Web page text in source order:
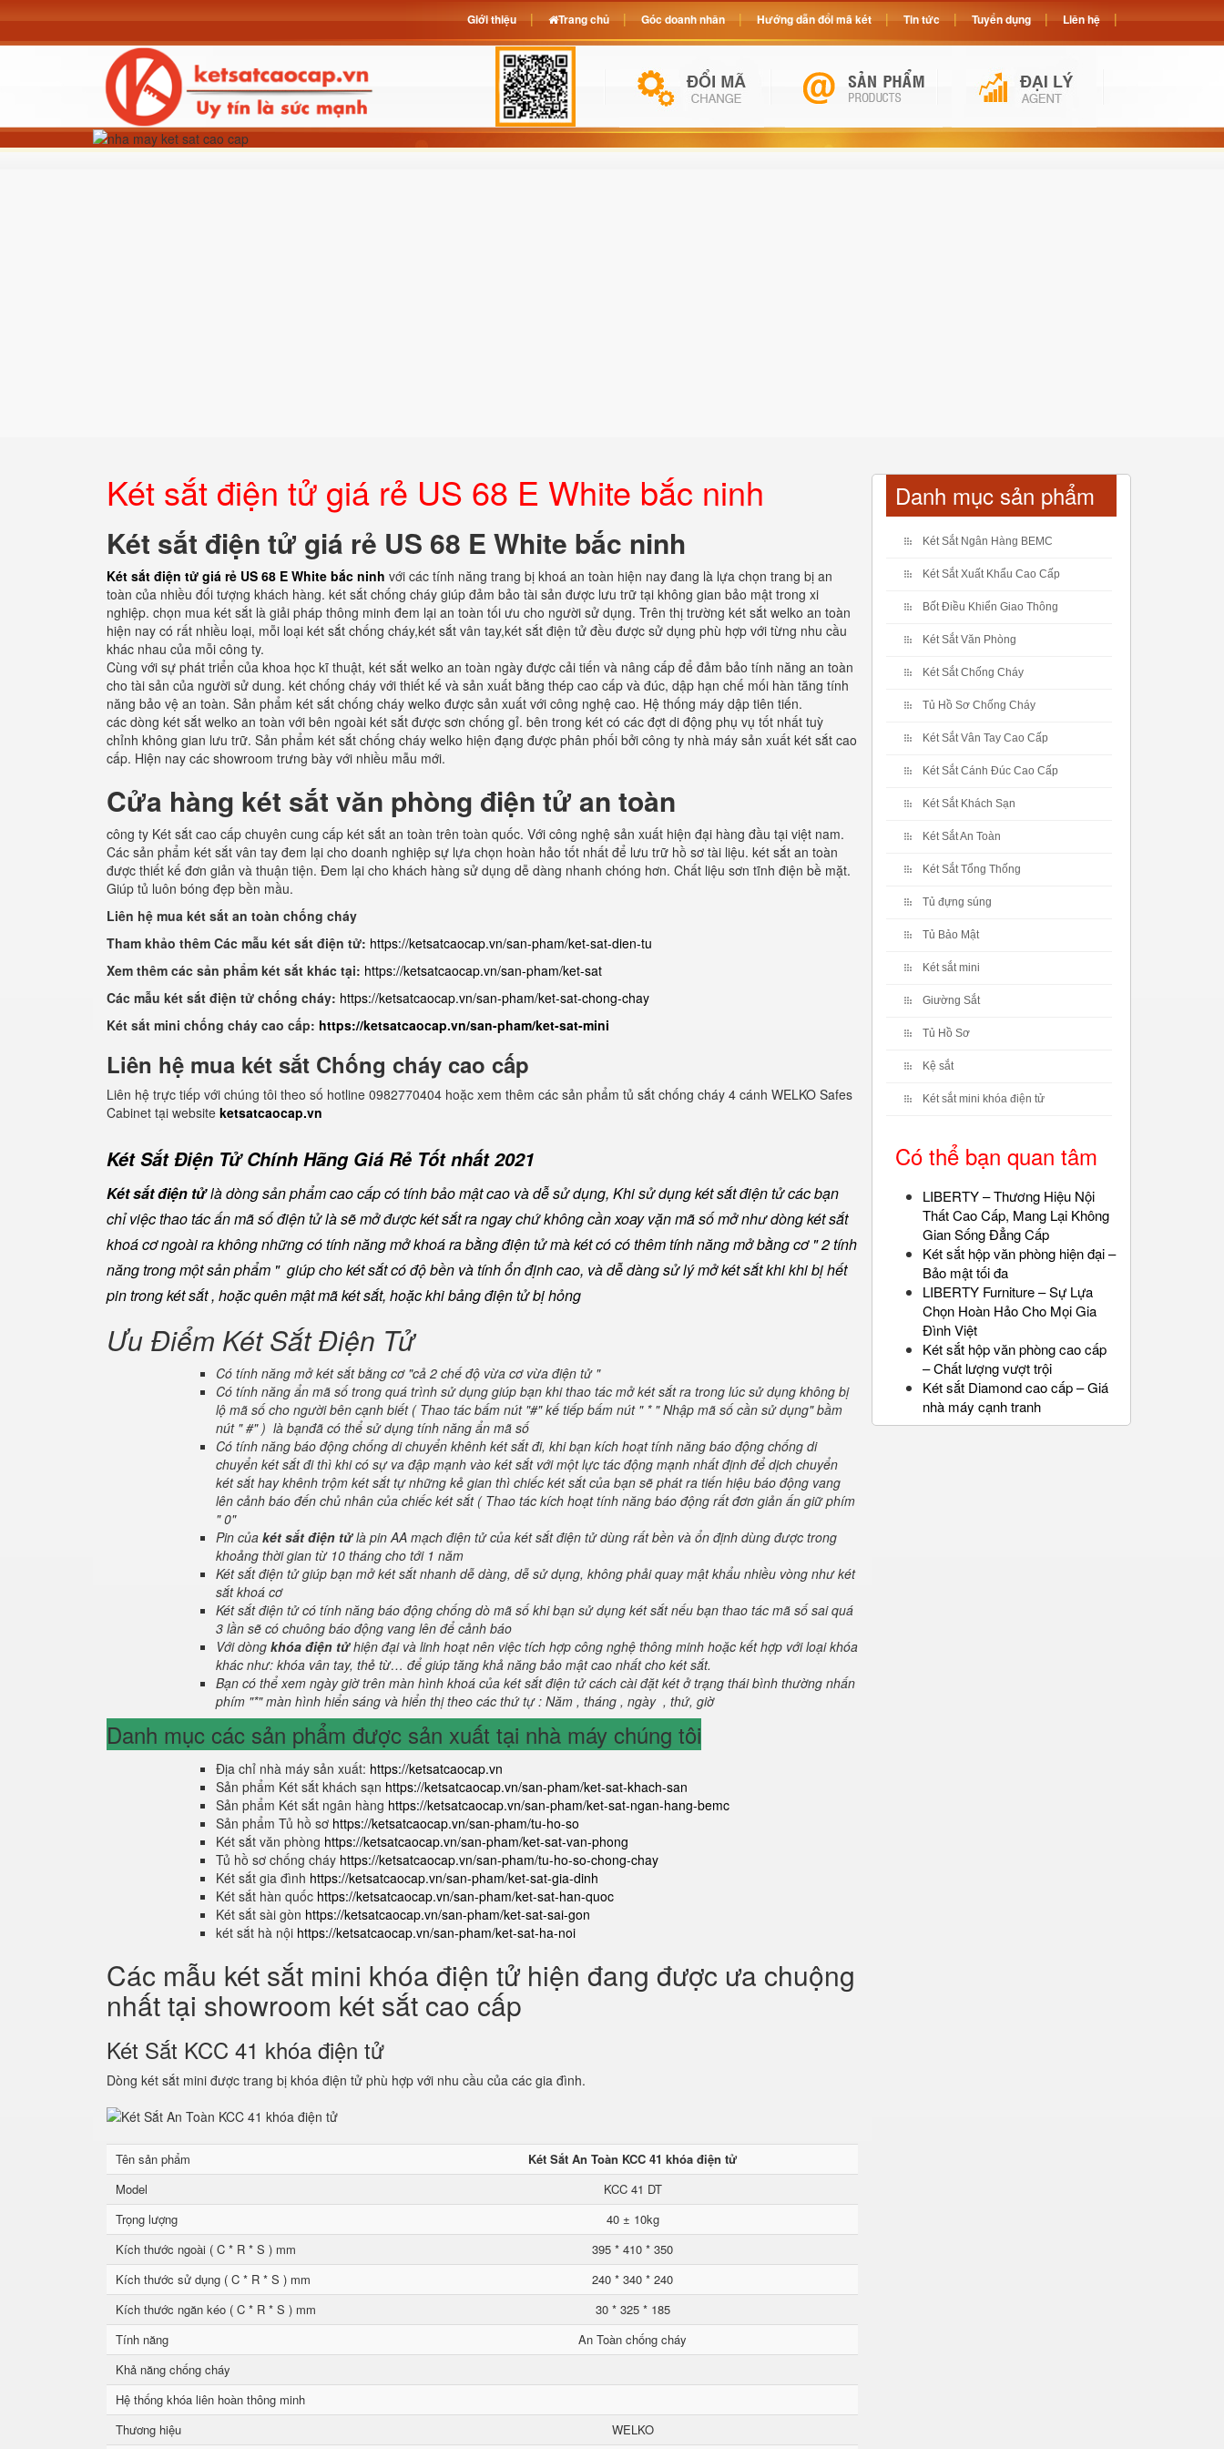
Két sắt điện tử giá rẻ US 68 E White bắc ninh
Két sắt điện tử giá rẻ US 68 E White bắc ninh
Két sắt điện tử giá rẻ US 68 E White bắc ninh với các tính năng trang bị khoá an toàn hiện nay đang là lựa chọn trang bị an
toàn của nhiều đối tượng khách hàng. két sắt chống cháy giúp đảm bảo tài sản được lưu trữ tại không gian bảo mật trong xi
nghiệp. chọn mua két sắt là giải pháp thông minh đem lại an toàn tối ưu cho người sử dụng. Trên thị trường két sắt welko an toàn
hiện nay có rất nhiều loại, mỗi loại két sắt chống cháy,két sắt vân tay,két sắt điện tử đều được sử dụng phù hợp với từng nhu cầu
khác nhau của mỗi công ty.
Cùng với sự phát triển của khoa học kĩ thuật, két sắt welko an toàn ngày được cải tiến và nâng cấp để đảm bảo tính năng an toàn
cho tài sản của người sử dung. két chống cháy với thiết kế và sản xuất bằng thép cao cấp và đúc, dập hạn chế mối hàn tăng tính
năng bảo vệ an toàn. Sản phẩm két sắt chống cháy welko được sản xuất với công nghệ cao. Hệ thống máy dập tiên tiến.
các dòng két sắt welko an toàn với bên ngoài két sắt được sơn chống gỉ. bên trong két có các đợt di động phụ vụ tốt nhất tuỳ
chỉnh không gian lưu trữ. Sản phẩm két sắt chống cháy welko hiện đạng được phân phối bởi công ty nhà máy sản xuất két sắt cao
cấp. Hiện nay các showroom trưng bày với nhiều mẫu mới.
Cửa hàng két sắt văn phòng điện tử an toàn
công ty Két sắt cao cấp chuyên cung cấp két sắt an toàn trên toàn quốc. Với công nghệ sản xuất hiện đại hàng đầu tại việt nam.
Các sản phẩm két sắt vân tay đem lại cho doanh nghiệp sự lựa chọn hoàn hảo tốt nhất để lưu trữ hồ sơ tài liệu. két sắt an toàn
được thiết kế đơn giản và thuận tiện. Đem lại cho khách hàng sử dụng dễ dàng nhanh chóng hơn. Chất liệu sơn tĩnh điện bề mặt.
Giúp tủ luôn bóng đẹp bền mầu.
Liên hệ mua két sắt an toàn chống cháy
Tham khảo thêm Các mẫu két sắt điện tử: https://ketsatcaocap.vn/san-pham/ket-sat-dien-tu
Xem thêm các sản phẩm két sắt khác tại: https://ketsatcaocap.vn/san-pham/ket-sat
Các mẫu két sắt điện tử chống cháy: https://ketsatcaocap.vn/san-pham/ket-sat-chong-chay
Két sắt mini chống cháy cao cấp: https://ketsatcaocap.vn/san-pham/ket-sat-mini
Liên hệ mua két sắt Chống cháy cao cấp
Liên hệ trực tiếp với chúng tôi theo số hotline 0982770404 hoặc xem thêm các sản phẩm tủ sắt chống cháy 4 cánh WELKO Safes
Cabinet tại website ketsatcaocap.vn
Két Sắt Điện Tử Chính Hãng Giá Rẻ Tốt nhất 2021
Két sắt điện tửlà dòng sản phẩm cao cấp có tính bảo mật cao và dễ sử dụng, Khi sử dụng két sắt điện tử các bạn
chỉ việc thao tác ấn mã số điện tử là sẽ mở được két sắt ra ngay chứ không cần xoay vặn mã số mở như dòng két sắt
khoá cơ ngoài ra không những có tính năng mở khoá ra bằng điện tử mà két có có thêm tính năng mở bằng cơ " 2 tính
năng trong một sản phẩm " giúp cho két sắt có độ bền và tính ổn định cao, và dễ dàng sử lý mở két sắt khi khi bị hết
pin trong két sắt , hoặc quên mật mã két sắt, hoặc khi bảng điện tử bị hỏng
Ưu Điểm Két Sắt Điện Tử
Có tính năng mở két sắt bằng cơ "cả 2 chế độ vừa cơ vừa điện tử "
Có tính năng ẩn mã số trong quá trình sử dụng giúp bạn khi thao tác mở két sắt ra trong lúc sử dụng không bị
lộ mã số cho người bên cạnh biết ( Thao tác bấm nút "#" kế tiếp bấm nút " * " Nhập mã số cần sử dụng" bầm
nút " #" ) là bạnđã có thể sử dụng tính năng ẩn mã số
Có tính năng báo động chống di chuyển khênh két sắt đi, khi bạn kích hoạt tính năng báo động chống di
chuyển két sắt đi thì khi có sự va đập mạnh vào két sắt với một lực tác động mạnh nhất định để dịch chuyển
két sắt hay khênh trộm két sắt tự những kẻ gian thì chiếc két sắt của bạn sẽ phát ra tiến hiệu báo động vang
lên cảnh báo đến chủ nhân của chiếc két sắt ( Thao tác kích hoạt tính năng báo động rất đơn giản ấn giữ phím
" 0"
Pin của két sắt điện tửlà pin AA mạch điện tử của két sắt điện tử dùng rất bền và ổn định dùng được trong
khoảng thời gian từ 10 tháng cho tới 1 năm
Két sắt điện tử giúp bạn mở két sắt nhanh dễ dàng, dễ sử dụng, không phải quay mật khẩu nhiều vòng như két
sắt khoá cơ
Két sắt điện tử có tính năng báo động chống dò mã số khi bạn sử dụng két sắt nếu bạn thao tác mã số sai quá
3 lần sẽ có chuông báo động vang lên để cảnh báo
Với dòng khóa điện tửhiện đại và linh hoạt nên việc tích hợp công nghệ thông minh hoặc kết hợp với loại khóa
khác như: khóa vân tay, thẻ từ… để giúp tăng khả năng bảo mật cao nhất cho két sắt.
Bạn có thể xem ngày giờ trên màn hình khoá của két sắt điện tử cách cài đặt két ở trạng thái bình thường nhấn
phím "*" màn hình hiển sáng và hiển thị theo các thứ tự : Năm , tháng , ngày , thứ, giờ
Danh mục các sản phẩm được sản xuất tại nhà máy chúng tôi
Địa chỉ nhà máy sản xuất: https://ketsatcaocap.vn
Sản phẩm Két sắt khách sạn https://ketsatcaocap.vn/san-pham/ket-sat-khach-san
Sản phẩm Két sắt ngân hàng https://ketsatcaocap.vn/san-pham/ket-sat-ngan-hang-bemc
Sản phẩm Tủ hồ sơ https://ketsatcaocap.vn/san-pham/tu-ho-so
Két sắt văn phòng https://ketsatcaocap.vn/san-pham/ket-sat-van-phong
Tủ hồ sơ chống cháy https://ketsatcaocap.vn/san-pham/tu-ho-so-chong-chay
Két sắt gia đình https://ketsatcaocap.vn/san-pham/ket-sat-gia-dinh
Két sắt hàn quốc https://ketsatcaocap.vn/san-pham/ket-sat-han-quoc
Két sắt sài gòn https://ketsatcaocap.vn/san-pham/ket-sat-sai-gon
két sắt hà nội https://ketsatcaocap.vn/san-pham/ket-sat-ha-noi
Các mẫu két sắt mini khóa điện tử hiện đang được ưa chuộng
nhất tại showroom két sắt cao cấp
Két Sắt KCC 41 khóa điện tử
Dòng két sắt mini được trang bị khóa điện tử phù hợp với nhu cầu của các gia đình.
Tên sản phẩm
Két Sắt An Toàn KCC 41 khóa điện tử
Model
KCC 41 DT
Trọng lượng
40 ± 10kg
Kích thước ngoài ( C * R * S ) mm
395 * 410 * 350
Kích thước sử dụng ( C * R * S ) mm
240 * 340 * 240
Kích thước ngăn kéo ( C * R * S ) mm
30 * 325 * 185
Tính năng
An Toàn chống cháy
Khả năng chống cháy
Hệ thống khóa liên hoàn thông minh
Thương hiệu
WELKO
Danh mục sản phẩm
Két Sắt Ngân Hàng BEMC
Két Sắt Xuất Khẩu Cao Cấp
Bốt Điều Khiển Giao Thông
Két Sắt Văn Phòng
Két Sắt Chống Cháy
Tủ Hồ Sơ Chống Cháy
Két Sắt Vân Tay Cao Cấp
Két Sắt Cánh Đúc Cao Cấp
Két Sắt Khách Sạn
Két Sắt An Toàn
Két Sắt Tổng Thống
Tủ đựng súng
Tủ Bảo Mật
Két sắt mini
Giường Sắt
Tủ Hồ Sơ
Kệ sắt
Két sắt mini khóa điện tử
Có thể bạn quan tâm
LIBERTY – Thương Hiệu Nội
Thất Cao Cấp, Mang Lại Không
Gian Sống Đẳng Cấp
Két sắt hộp văn phòng hiện đại –
Bảo mật tối đa
LIBERTY Furniture – Sự Lựa
Chọn Hoàn Hảo Cho Mọi Gia
Đình Việt
Két sắt hộp văn phòng cao cấp
– Chất lượng vượt trội
Két sắt Diamond cao cấp – Giá
nhà máy cạnh tranh
Giới thiệu Trang chủ Góc doanh nhân Hướng dẫn đổi mã két Tin tức Tuyển dụng Liên hệ